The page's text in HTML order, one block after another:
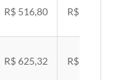
R$ 516,80 R$ 532,57
R$ 625,32 R$ 644,40